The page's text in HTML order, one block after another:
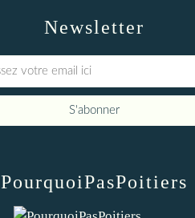
Newsletter
PourquoiPasPoitiers